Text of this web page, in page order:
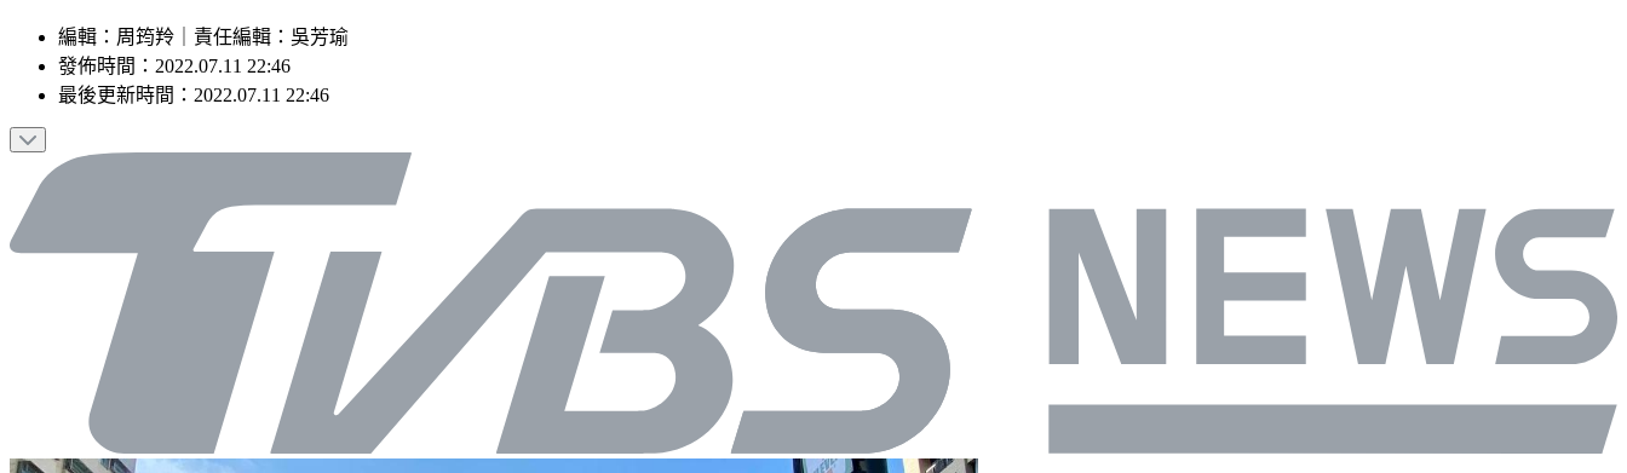
編輯 ： 周筠羚 責任編輯 ： 吳芳瑜
發佈時間： 2022.07.11 22:46
最後更新時間： 2022.07.11 22:46